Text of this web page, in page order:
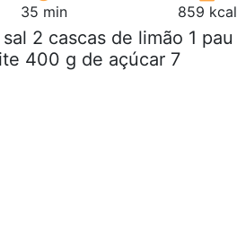
35 min 859 kcal
2 cascas de limão 1 pau
400 g de açúcar 7